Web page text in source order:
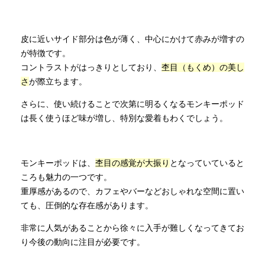
皮に近いサイド部分は色が薄く、中心にかけて赤みが増すの
が特徴です。
コントラストがはっきりとしており、 杢目（もくめ）の美し
さが際立ちます。
さらに、使い続けることで次第に明るくなるモンキーポッド
は長く使うほど味が増し、特別な愛着もわくでしょう。
モンキーポッドは、 杢目の感覚が大振り となっていていると
ころも魅力の一つです。
重厚感があるので、カフェやバーなどおしゃれな空間に置い
ても、圧倒的な存在感があります。
非常に人気があることから徐々に入手が難しくなってきてお
り今後の動向に注目が必要です。